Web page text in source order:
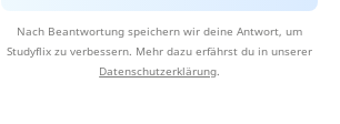
Nach Beantwortung speichern wir deine Antwort, um
Studyflix zu verbessern. Mehr dazu erfährst du in unserer
Datenschutzerklärung.